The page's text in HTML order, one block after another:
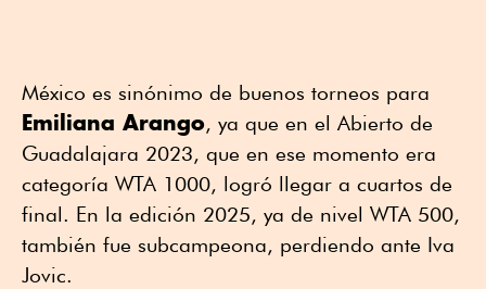
México es sinónimo de buenos torneos para
Emiliana Arango, ya que en el Abierto de
Guadalajara 2023, que en ese momento era
categoría WTA 1000, logró llegar a cuartos de
final. En la edición 2025, ya de nivel WTA 500,
también fue subcampeona, perdiendo ante Iva
Jovic.